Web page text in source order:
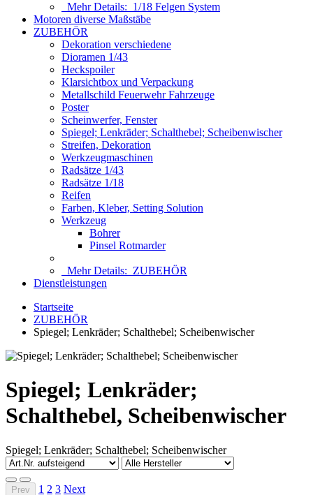
Mehr Details: 1/18 Felgen System
Motoren diverse Maßstäbe
ZUBEHÖR
Dekoration verschiedene
Dioramen 1/43
Heckspoiler
Klarsichtbox und Verpackung
Metallschild Feuerwehr Fahrzeuge
Poster
Scheinwerfer, Fenster
Spiegel; Lenkräder; Schalthebel; Scheibenwischer
Streifen, Dekoration
Werkzeugmaschinen
Radsätze 1/43
Radsätze 1/18
Reifen
Farben, Kleber, Setting Solution
Werkzeug
Bohrer
Pinsel Rotmarder
Mehr Details: ZUBEHÖR
Dienstleistungen
Startseite
ZUBEHÖR
Spiegel; Lenkräder; Schalthebel; Scheibenwischer
Spiegel; Lenkräder;
Schalthebel, Scheibenwischer
Spiegel; Lenkräder; Schalthebel; Scheibenwischer
Prev 1 2 3 Next